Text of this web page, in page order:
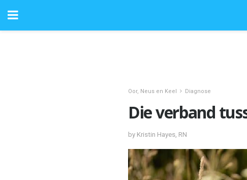
Oor, Neus en Keel Diagnose
Die verband
by Kristin Hayes, RN